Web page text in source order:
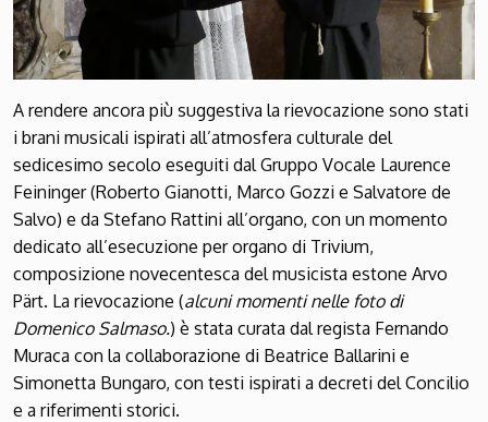
A rendere ancora più suggestiva la rievocazione sono stati
i brani musicali ispirati all’atmosfera culturale del
sedicesimo secolo eseguiti dal Gruppo Vocale Laurence
Feininger (Roberto Gianotti, Marco Gozzi e Salvatore de
Salvo) e da Stefano Rattini all’organo, con un momento
dedicato all’esecuzione per organo di Trivium,
composizione novecentesca del musicista estone Arvo
Pärt. La rievocazione (alcuni momenti nelle foto di
Domenico Salmaso.) è stata curata dal regista Fernando
Muraca con la collaborazione di Beatrice Ballarini e
Simonetta Bungaro, con testi ispirati a decreti del Concilio
e a riferimenti storici.